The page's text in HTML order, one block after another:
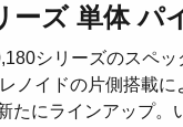
ーズ 単体 パ
シリーズのスペ
ノイドの片側搭載
たにラインアップ